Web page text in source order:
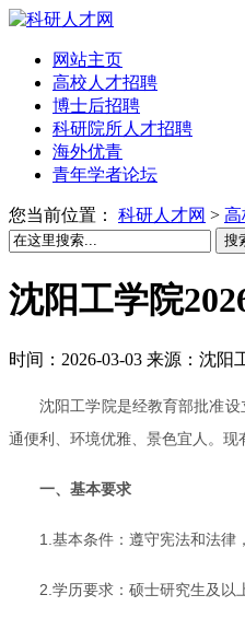
网站主页
高校人才招聘
博士后招聘
科研院所人才招聘
海外优青
青年学者论坛
您当前位置： 科研人才网 > 高
搜
沈阳工学院
时间：2026-03-03 来源：沈阳
沈阳工学院是经教育部批准
通便利、环境优雅、景色宜人。
一、基本要求
1.基本条件：遵守宪法和法律
2.学历要求：硕士研究生及以